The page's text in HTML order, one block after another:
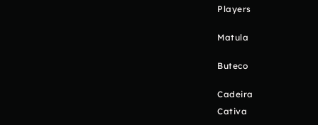
Players
Matula
Buteco
Cadeira
Cativa